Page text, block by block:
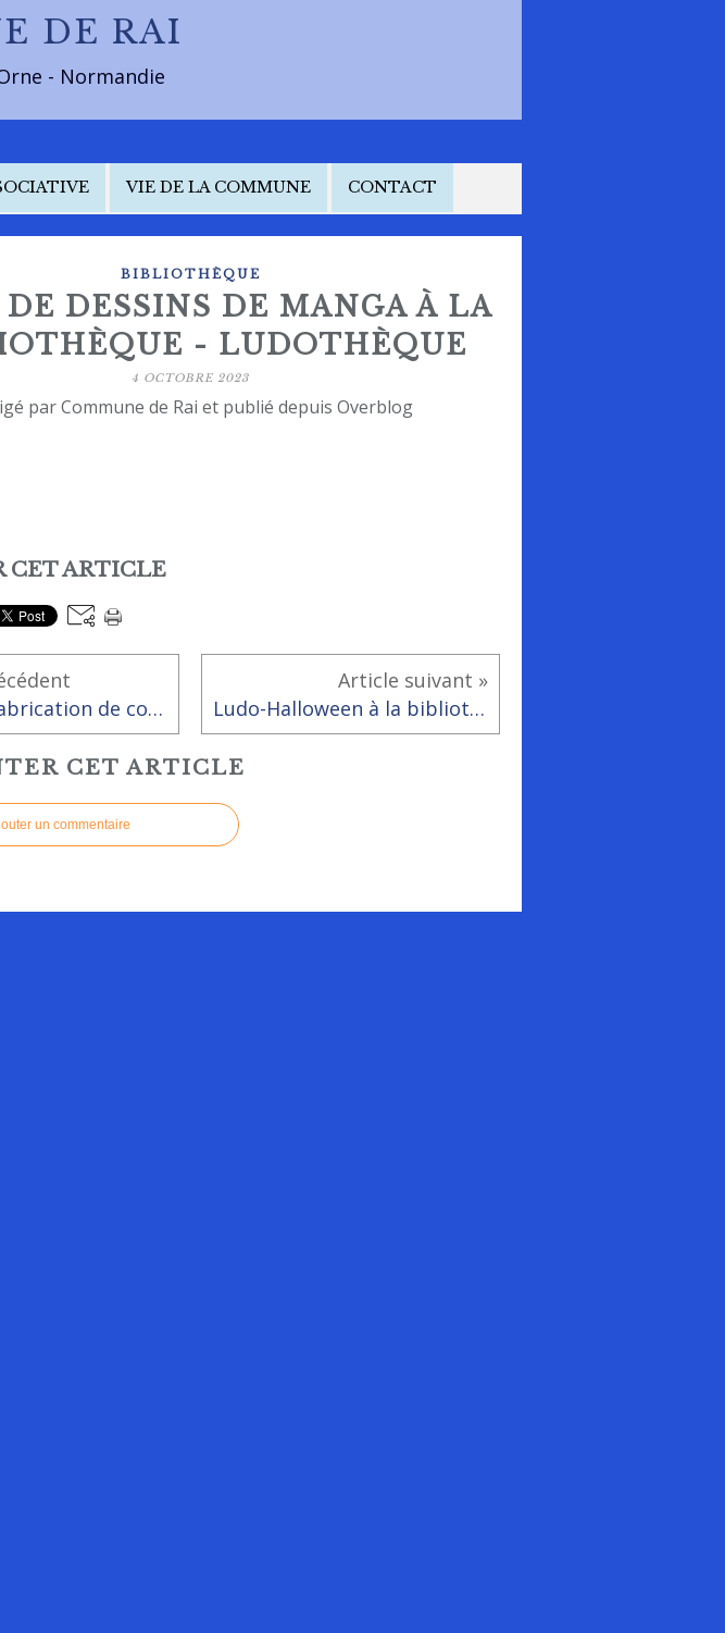
DE RAI
- Normandie
VIE DE LA COMMUNE CONTACT
BIBLIOTHÈQUE
DE DESSINS DE MANGA À LA
- LUDOTHÈQUE
4 OCTOBRE 2023
par Commune de Rai et publié depuis Overblog
CET ARTICLE
Atelier de fabrication de coquelicots en papier de soie
Article suivant »
Ludo-Halloween à la bibliothèque - ludothèque
CET ARTICLE
un commentaire